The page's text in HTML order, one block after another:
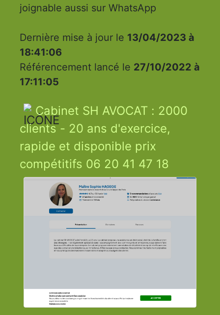
joignable aussi sur WhatsApp
Dernière mise à jour le 13/04/2023 à
18:41:06
Référencement lancé le 27/10/2022 à
17:11:05
Cabinet SH AVOCAT : 2000
clients - 20 ans d'exercice,
rapide et disponible prix
compétitifs 06 20 41 47 18